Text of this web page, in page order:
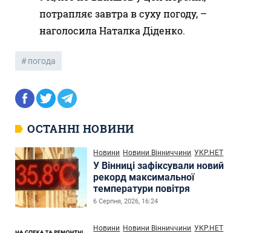
потрапляє завтра в суху погоду, –
наголосила Наталка Діденко.
погода
ОСТАННІ НОВИНИ
Новини Новини Вінниччини УКР.НЕТ
У Вінниці зафіксували новий
рекорд максимальної
температури повітря
6 Серпня, 2026, 16:24
Новини Новини Вінниччини УКР.НЕТ